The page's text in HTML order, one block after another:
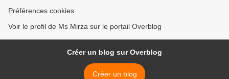
Préférences cookies
Voir le profil de Ms Mirza sur le portail Overblog
Créer un blog sur Overblog
Créer un blog